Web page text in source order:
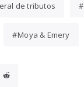
de tributos
Moya & Emery